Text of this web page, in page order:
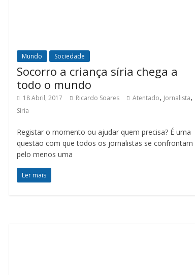
Mundo Sociedade
Socorro a criança síria chega a
todo o mundo
18 Abril, 2017 Ricardo Soares Atentado, Jornalista,
Síria
Registar o momento ou ajudar quem precisa? É uma
questão com que todos os jornalistas se confrontam
pelo menos uma
Ler mais